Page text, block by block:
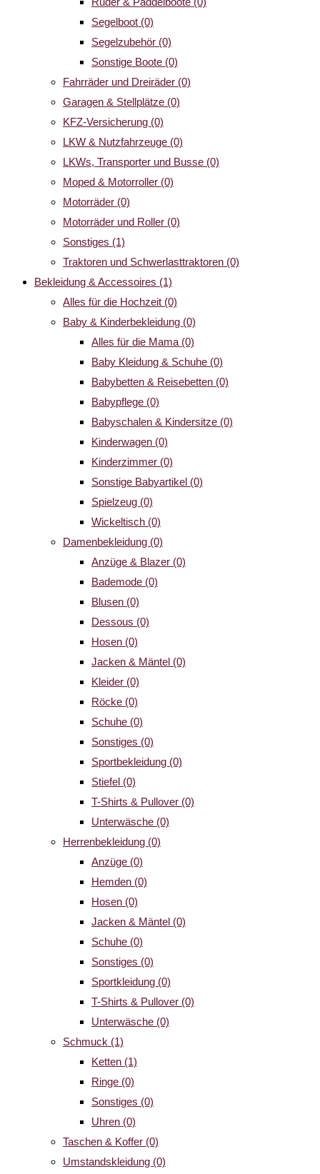
Segelboot (0)
Segelzubehör (0)
Sonstige Boote (0)
Fahrräder und Dreiräder (0)
Garagen & Stellplätze (0)
KFZ-Versicherung (0)
LKW & Nutzfahrzeuge (0)
LKWs, Transporter und Busse (0)
Moped & Motorroller (0)
Motorräder (0)
Motorräder und Roller (0)
Sonstiges (1)
Traktoren und Schwerlasttraktoren (0)
Bekleidung & Accessoires (1)
Alles für die Hochzeit (0)
Baby & Kinderbekleidung (0)
Alles für die Mama (0)
Baby Kleidung & Schuhe (0)
Babybetten & Reisebetten (0)
Babypflege (0)
Babyschalen & Kindersitze (0)
Kinderwagen (0)
Kinderzimmer (0)
Sonstige Babyartikel (0)
Spielzeug (0)
Wickeltisch (0)
Damenbekleidung (0)
Anzüge & Blazer (0)
Bademode (0)
Blusen (0)
Dessous (0)
Hosen (0)
Jacken & Mäntel (0)
Kleider (0)
Röcke (0)
Schuhe (0)
Sonstiges (0)
Sportbekleidung (0)
Stiefel (0)
T-Shirts & Pullover (0)
Unterwäsche (0)
Herrenbekleidung (0)
Anzüge (0)
Hemden (0)
Hosen (0)
Jacken & Mäntel (0)
Schuhe (0)
Sonstiges (0)
Sportkleidung (0)
T-Shirts & Pullover (0)
Unterwäsche (0)
Schmuck (1)
Ketten (1)
Ringe (0)
Sonstiges (0)
Uhren (0)
Taschen & Koffer (0)
Umstandskleidung (0)